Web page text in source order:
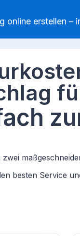
besten Service